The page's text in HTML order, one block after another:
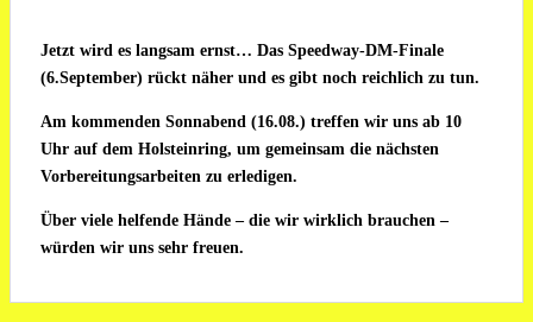
Jetzt wird es langsam ernst… Das Speedway-DM-Finale
(6.September) rückt näher und es gibt noch reichlich zu tun.
Am kommenden Sonnabend (16.08.) treffen wir uns ab 10
Uhr auf dem Holsteinring, um gemeinsam die nächsten
Vorbereitungsarbeiten zu erledigen.
Über viele helfende Hände – die wir wirklich brauchen –
würden wir uns sehr freuen.